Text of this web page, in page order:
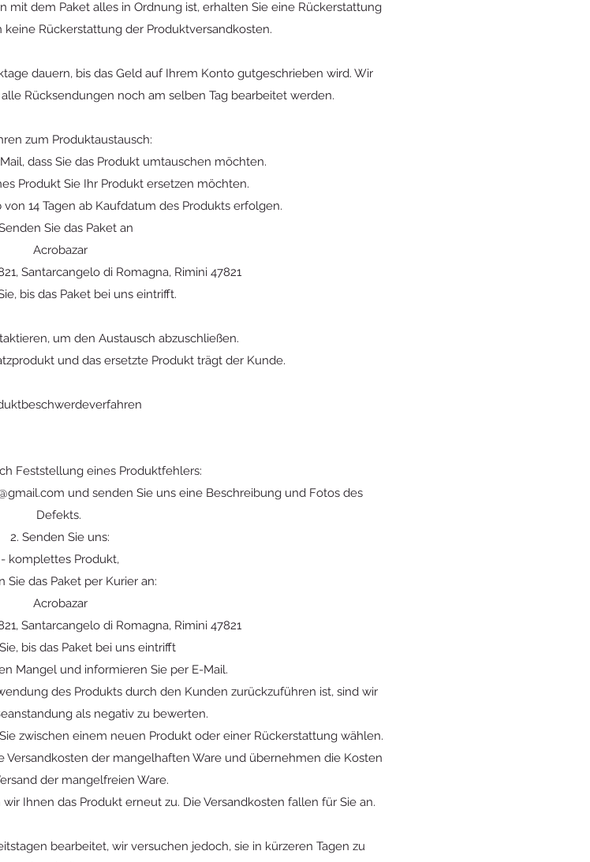
mit dem Paket alles in Ordnung ist, erhalten Sie eine Rückerstattung
keine Rückerstattung der Produktversandkosten.
dauern, bis das Geld auf Ihrem Konto gutgeschrieben wird. Wir
Rücksendungen noch am selben Tag bearbeitet werden.
zum Produktaustausch:
dass Sie das Produkt umtauschen möchten.
Produkt Sie Ihr Produkt ersetzen möchten.
14 Tagen ab Kaufdatum des Produkts erfolgen.
Sie das Paket an
Acrobazar
Santarcangelo di Romagna, Rimini 47821
bis das Paket bei uns eintrifft.
um den Austausch abzuschließen.
und das ersetzte Produkt trägt der Kunde.
Feststellung eines Produktfehlers:
und senden Sie uns eine Beschreibung und Fotos des
Defekts.
2. Senden Sie uns:
- komplettes Produkt,
Sie das Paket per Kurier an:
Acrobazar
Santarcangelo di Romagna, Rimini 47821
bis das Paket bei uns eintrifft
Mangel und informieren Sie per E-Mail.
des Produkts durch den Kunden zurückzuführen ist, sind wir
als negativ zu bewerten.
zwischen einem neuen Produkt oder einer Rückerstattung wählen.
der mangelhaften Ware und übernehmen die Kosten
der mangelfreien Ware.
Ihnen das Produkt erneut zu. Die Versandkosten fallen für Sie an.
bearbeitet, wir versuchen jedoch, sie in kürzeren Tagen zu